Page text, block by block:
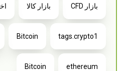
بازار CFD بازار کالا
tags.crypto1
Bitcoin
ethereum
Bitcoin